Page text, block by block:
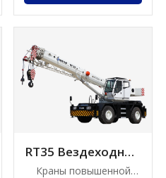
RT35 Вездеходный
кран
Краны повышенной